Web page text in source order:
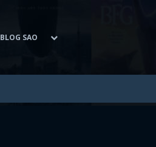
BLOG SAO